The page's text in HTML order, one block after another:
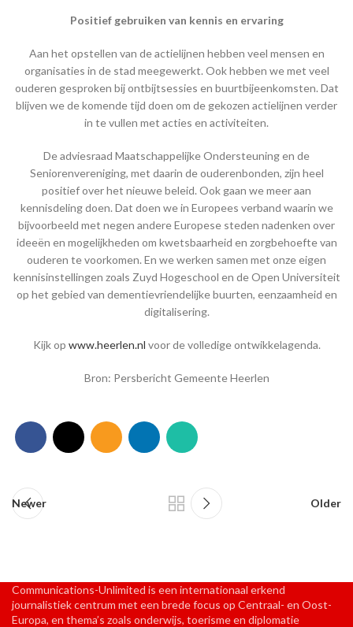
Positief gebruiken van kennis en ervaring
Aan het opstellen van de actielijnen hebben veel mensen en
organisaties in de stad meegewerkt. Ook hebben we met veel
ouderen gesproken bij ontbijtsessies en buurtbijeenkomsten. Dat
blijven we de komende tijd doen om de gekozen actielijnen verder
in te vullen met acties en activiteiten.
De adviesraad Maatschappelijke Ondersteuning en de
Seniorenvereniging, met daarin de ouderenbonden, zijn heel
positief over het nieuwe beleid. Ook gaan we meer aan
kennisdeling doen. Dat doen we in Europees verband waarin we
bijvoorbeeld met negen andere Europese steden nadenken over
ideeën en mogelijkheden om kwetsbaarheid en zorgbehoefte van
ouderen te voorkomen. En we werken samen met onze eigen
kennisinstellingen zoals Zuyd Hogeschool en de Open Universiteit
op het gebied van dementievriendelijke buurten, eenzaamheid en
digitalisering.
Kijk op www.heerlen.nl voor de volledige ontwikkelagenda.
Bron: Persbericht Gemeente Heerlen
Newer Older
Communications-Unlimited is een internationaal erkend
journalistiek centrum met een brede focus op Centraal- en Oost-
Europa, en thema’s zoals onderwijs, toerisme en diplomatie